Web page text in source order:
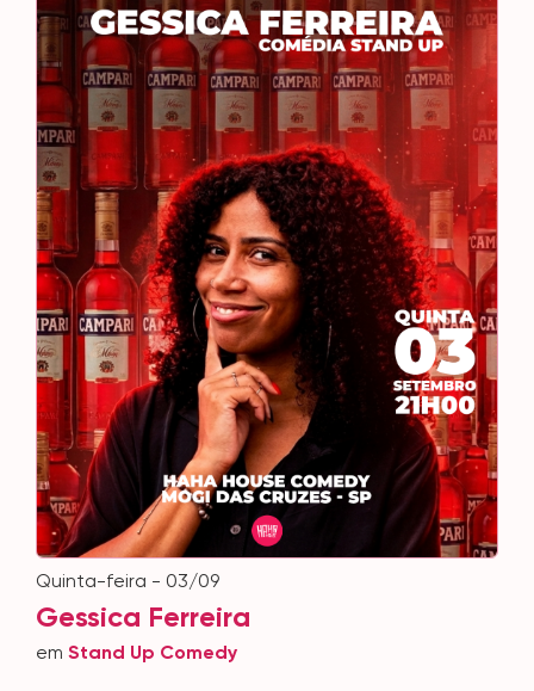
quinta-feira - 03/09
Gessica Ferreira
em Stand Up Comedy